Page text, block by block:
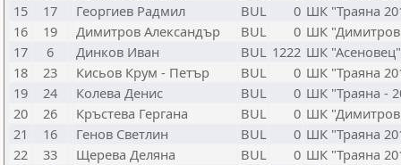
15
17 Георгиев Радмил BUL 0 ШК "Траяна
16
19 Димитров Александър BUL 0 ШК
17
6 Динков Иван BUL 1222 ШК
18
23 Кисьов Крум - Петър BUL 0 ШК "Траяна
19
24 Колева Денис BUL 0 ШК "Траяна -
20
26 Кръстева Гергана BUL 0 ШК
21
16 Генов Светлин BUL 0 ШК "Траяна
22
33 Щерева Деляна BUL 0 ШК "Траяна